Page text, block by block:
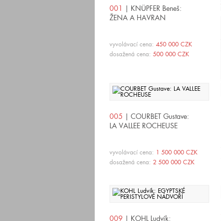
001 | KNÜPFER Beneš:
ŽENA A HAVRAN
vyvolávací cena: 450 000 CZK
dosažená cena: 500 000 CZK
005 | COURBET Gustave:
LA VALLEE ROCHEUSE
vyvolávací cena: 1 500 000 CZK
dosažená cena: 2 500 000 CZK
009 | KOHL Ludvík: